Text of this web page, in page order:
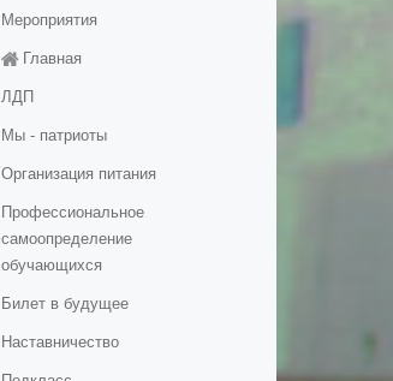
Мероприятия
Главная
ЛДП
Мы - патриоты
Организация питания
Профессиональное
самоопределение
обучающихся
Билет в будущее
Наставничество